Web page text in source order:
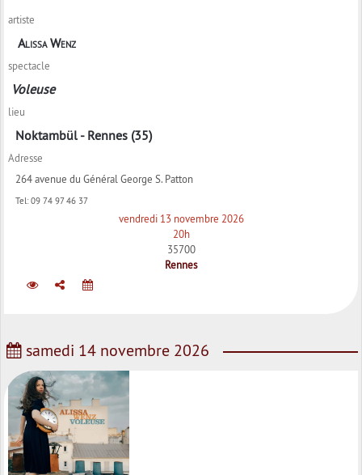
artiste
Alissa Wenz
spectacle
Voleuse
lieu
Noktambül - Rennes (35)
Adresse
264 avenue du Général George S. Patton
Tel: 09 74 97 46 37
vendredi 13 novembre 2026
20h
35700
Rennes
samedi 14 novembre 2026